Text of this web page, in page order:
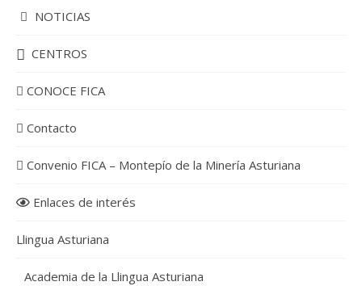
NOTICIAS
CENTROS
CONOCE FICA
Contacto
Convenio FICA – Montepío de la Minería Asturiana
Enlaces de interés
Llingua Asturiana
Academia de la Llingua Asturiana